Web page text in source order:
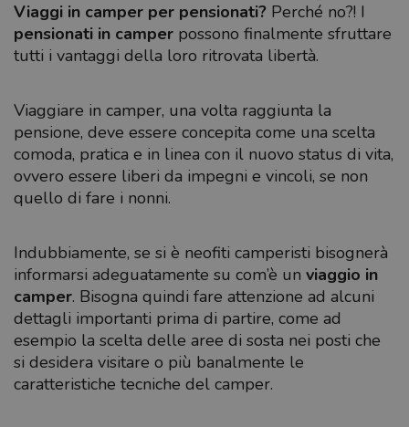
Viaggi in camper per pensionati? Perché no?! I
pensionati in camper possono finalmente sfruttare
tutti i vantaggi della loro ritrovata libertà.
Viaggiare in camper, una volta raggiunta la
pensione, deve essere concepita come una scelta
comoda, pratica e in linea con il nuovo status di vita,
ovvero essere liberi da impegni e vincoli, se non
quello di fare i nonni.
Indubbiamente, se si è neofiti camperisti bisognerà
informarsi adeguatamente su com’è un viaggio in
camper. Bisogna quindi fare attenzione ad alcuni
dettagli importanti prima di partire, come ad
esempio la scelta delle aree di sosta nei posti che
si desidera visitare o più banalmente le
caratteristiche tecniche del camper.